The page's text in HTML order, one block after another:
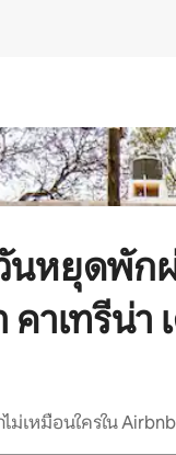
นหยุดพัก
คาเทรีน่า
เหมือนใครใน Airbnb